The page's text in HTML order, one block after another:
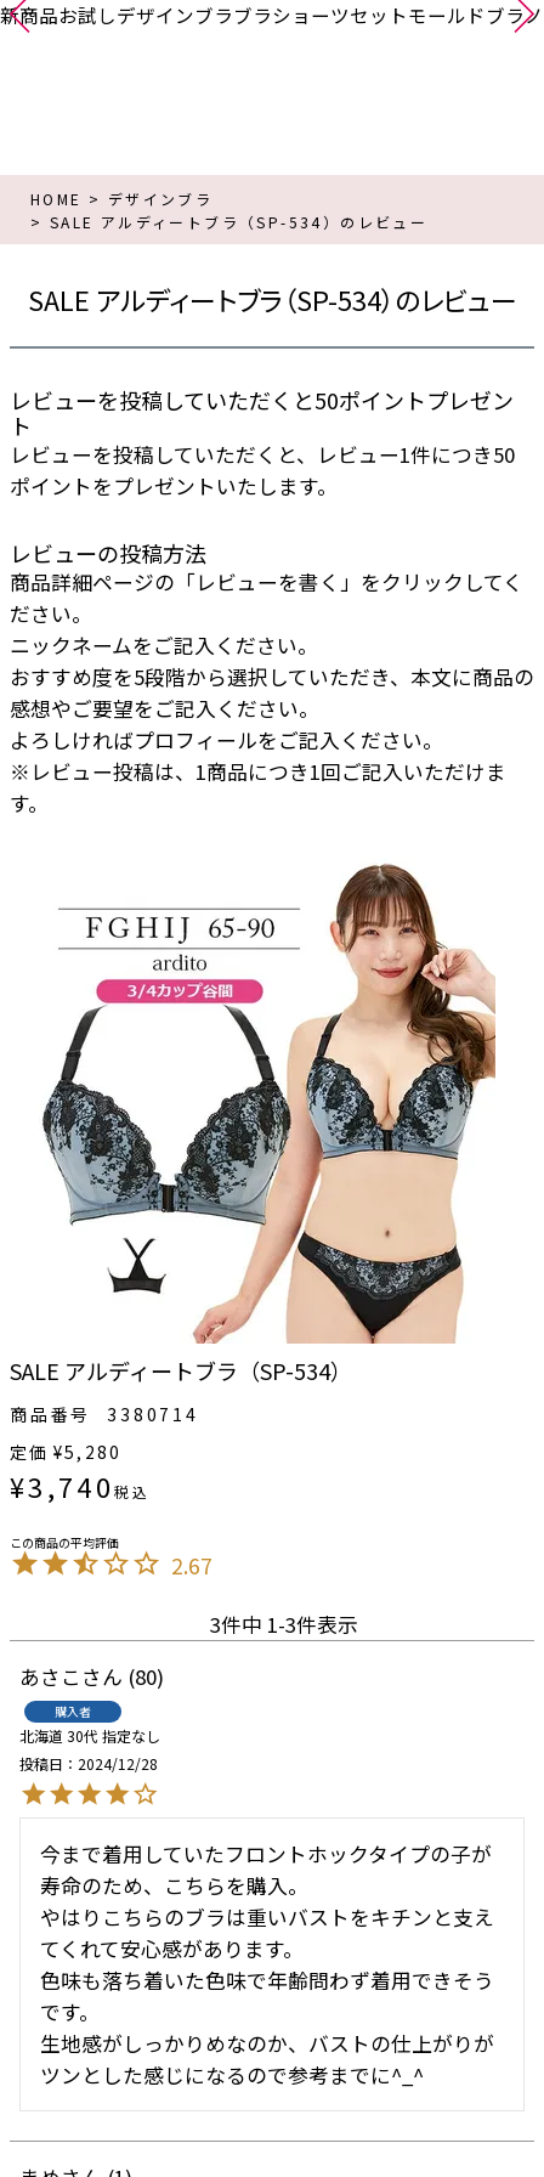
新商品お試しデザインブラブラショーツセットモールドブラ
HOME
デザインブラ
SALE アルディートブラ（SP-534）のレビュー
SALE アルディートブラ（SP-534）のレビュー
レビューを投稿していただくと50ポイントプレゼン
ト
レビューを投稿していただくと、レビュー1件につき50
ポイントをプレゼントいたします。
レビューの投稿方法
商品詳細ページの「レビューを書く」をクリックしてく
ださい。
ニックネームをご記入ください。
おすすめ度を5段階から選択していただき、本文に商品の
感想やご要望をご記入ください。
よろしければプロフィールをご記入ください。
※レビュー投稿は、1商品につき1回ご記入いただけま
す。
SALE アルディートブラ（SP-534）
商品番号
3380714
定価 ¥5,280
¥3,740 税込
2.67
3件中 1-3件表示
あさこ
80
購入者
北海道 30代指定なし
投稿日
2024/12/28
今まで着用していたフロントホックタイプの子が
寿命のため、こちらを購入。
やはりこちらのブラは重いバストをキチンと支え
てくれて安心感があります。
色味も落ち着いた色味で年齢問わず着用できそう
です。
生地感がしっかりめなのか、バストの仕上がりが
ツンとした感じになるので参考までに^_^